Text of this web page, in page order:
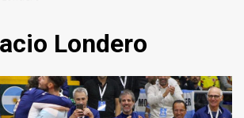
Londero